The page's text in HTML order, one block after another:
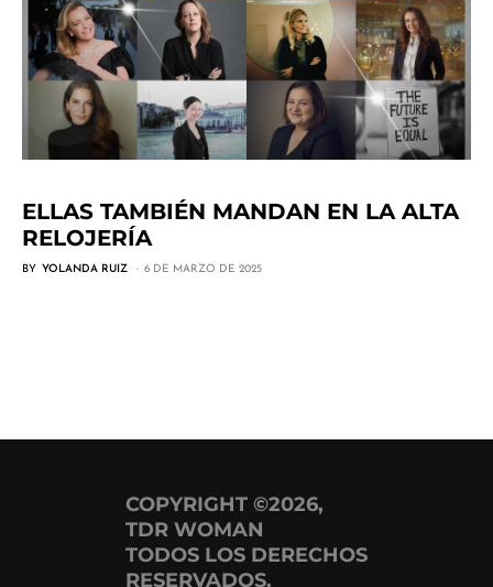
ELLAS TAMBIÉN MANDAN EN LA ALTA
RELOJERÍA
BY YOLANDA RUIZ 6 DE MARZO DE 2025
COPYRIGHT ©2026,
TDR WOMAN
TODOS LOS DERECHOS
RESERVADOS.